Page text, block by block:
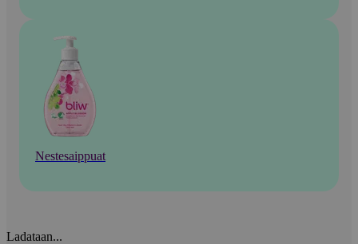
Nestesaippuat
Ladataan...